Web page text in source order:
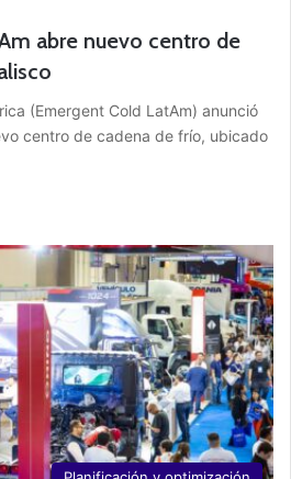
abre nuevo centro de
(Emergent Cold LatAm) anunció
centro de cadena de frío, ubicado